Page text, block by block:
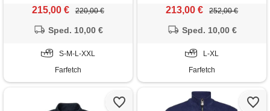
215,00 € 220,00 €
Sped. 10,00 €
S-M-L-XXL
Farfetch
213,00 € 252,00 €
Sped. 10,00 €
L-XL
Farfetch